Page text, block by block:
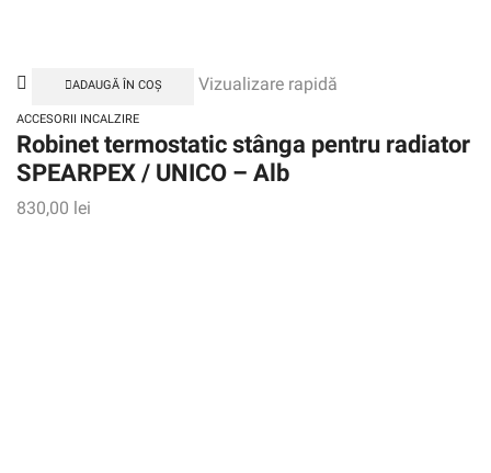
ADAUGĂ ÎN COȘ Vizualizare rapidă
ACCESORII INCALZIRE
Robinet termostatic stânga pentru radiator
SPEARPEX / UNICO – Alb
830,00 lei